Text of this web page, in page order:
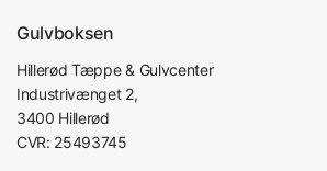
Gulvboksen
Hillerød Tæppe & Gulvcenter
Industrivænget 2,
3400 Hillerød
CVR: 25493745